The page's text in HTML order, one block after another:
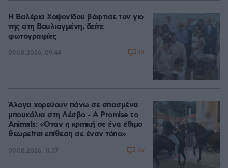
Η Βαλέρια Χοψονίδου βάφτισε τον γιο
της στη Βουλιαγμένη, δείτε
φωτογραφίες
09.08.2026, 09:44 12
Άλογα χορεύουν πάνω σε σπασμένα
μπουκάλια στη Λέσβο - A Promise to
Animals: «Όταν η κριτική σε ένα έθιμο
θεωρείται επίθεση σε έναν τόπο»
09.08.2026, 11:37 87